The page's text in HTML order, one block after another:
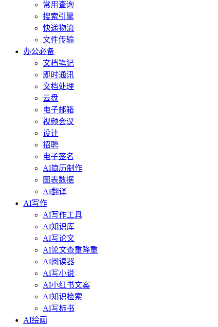
常用查询
搜索引擎
快递物流
文件传输
办公必备
文档笔记
即时通讯
文档处理
云盘
电子邮箱
视频会议
设计
招聘
电子签名
AI简历制作
图表数据
AI翻译
AI写作
AI写作工具
AI知识库
AI写论文
AI论文查重降重
AI阅读器
AI写小说
AI小红书文案
AI知识检索
AI写标书
AI绘画